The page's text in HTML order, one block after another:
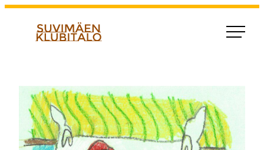
suoraan
sisältöön
Suvimaen klubitalo